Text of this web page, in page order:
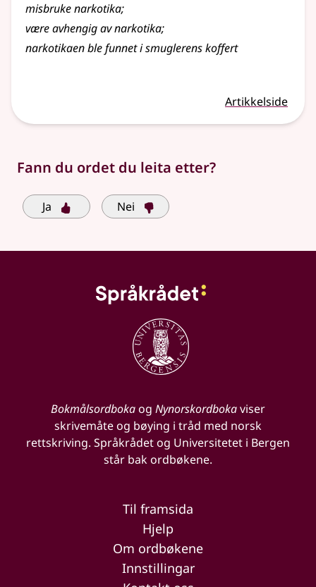
misbruke narkotika;
være avhengig av narkotika;
narkotikaen ble funnet i smuglerens koffert
Artikkelside
Fann du ordet du leita etter?
Ja Nei
Bokmålsordbokaog Nynorskordbokaviser
skrivemåte og bøying i tråd med norsk
rettskriving. Språkrådet og Universitetet i Bergen
står bak ordbøkene.
Til framsida
Hjelp
Om ordbøkene
Innstillingar